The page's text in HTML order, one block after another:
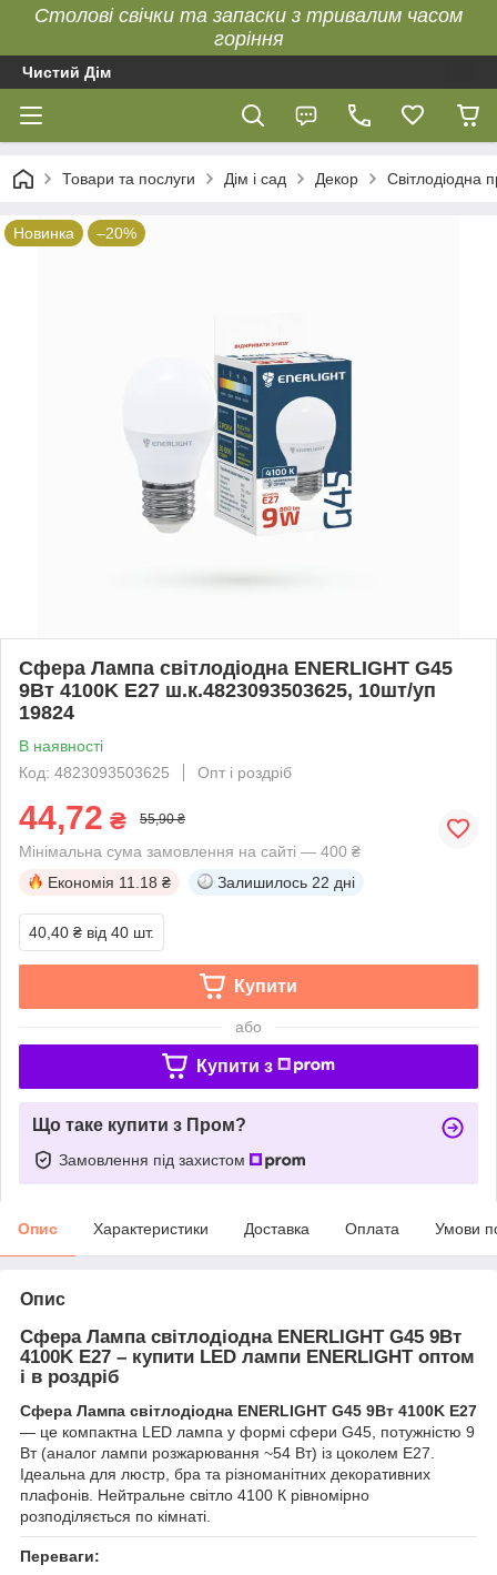
Столові свічки та запаски з тривалим часом
горіння
Чистий Дім
Товари та послуги Дім і сад Декор Світлодіодна
Новинка –20%
Сфера Лампа світлодіодна ENERLIGHT G45
9Вт 4100K E27 ш.к.4823093503625, 10шт/уп
19824
В наявності
Код: 4823093503625
Опт і роздріб
44,72 ₴ 55,90 ₴
Мінімальна сума замовлення на сайті — 400 ₴
Економія 11.18 ₴ Залишилось 22 дні
40,40 ₴ від 40 шт.
Купити
або
Купити з
Що таке купити з Пром?
Замовлення під захистом
Опис Характеристики Доставка Оплата Умови
Опис
Сфера Лампа світлодіодна ENERLIGHT G45 9Вт
4100K E27 – купити LED лампи ENERLIGHT оптом
і в роздріб
Сфера Лампа світлодіодна ENERLIGHT G45 9Вт 4100K E27
— це компактна LED лампа у формі сфери G45, потужністю 9
Вт (аналог лампи розжарювання ~54 Вт) із цоколем E27.
Ідеальна для люстр, бра та різноманітних декоративних
плафонів. Нейтральне світло 4100 К рівномірно
розподіляється по кімнаті.
Переваги: